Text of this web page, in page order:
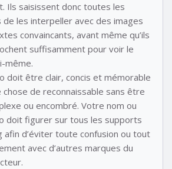
Ils saisissent donc toutes les
de les interpeller avec des images
convaincants, avant même qu’ils
suffisamment pour voir le
même.
doit être clair, concis et mémorable
chose de reconnaissable sans être
ou encombré. Votre nom ou
doit figurer sur tous les supports
afin d’éviter toute confusion ou tout
avec d’autres marques du